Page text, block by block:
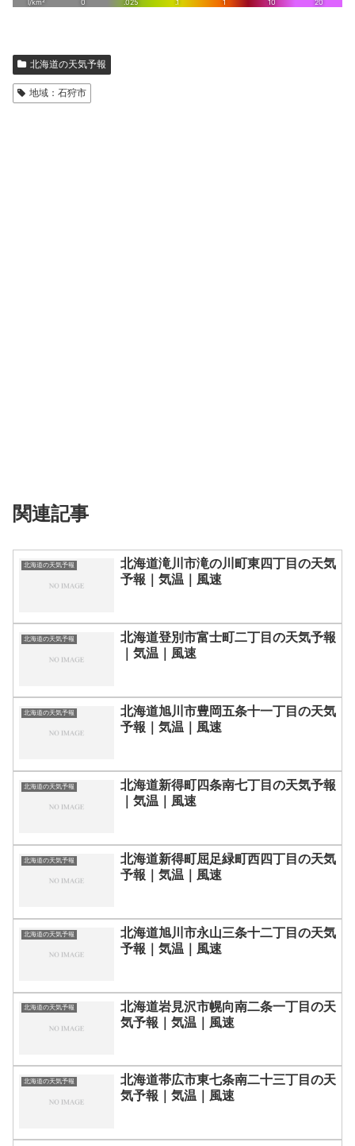
北海道の天気予報
地域：石狩市
関連記事
北海道の天気予報
北海道滝川市滝の川町東四丁目の天気
予報｜気温｜風速
北海道の天気予報
北海道登別市富士町二丁目の天気予報
｜気温｜風速
北海道の天気予報
北海道旭川市豊岡五条十一丁目の天気
予報｜気温｜風速
北海道の天気予報
北海道新得町四条南七丁目の天気予報
｜気温｜風速
北海道の天気予報
北海道新得町屈足緑町西四丁目の天気
予報｜気温｜風速
北海道の天気予報
北海道旭川市永山三条十二丁目の天気
予報｜気温｜風速
北海道の天気予報
北海道岩見沢市幌向南二条一丁目の天
気予報｜気温｜風速
北海道の天気予報
北海道帯広市東七条南二十三丁目の天
気予報｜気温｜風速